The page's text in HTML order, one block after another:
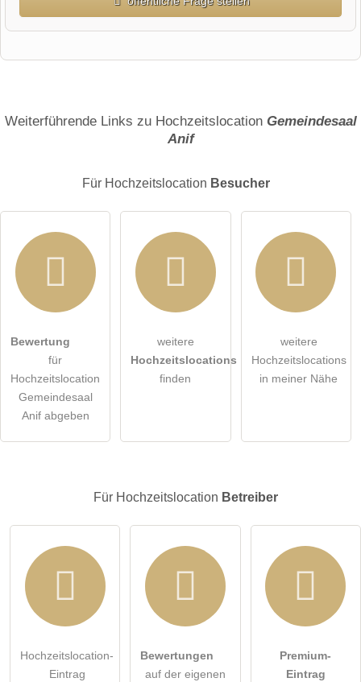
E-Mail-Adresse (wird nicht veröffentlicht)
Die Datenschutzerklärung habe ich zur Kenntnis genommen.
öffentliche Frage stellen
Hinweis:Bitte beachten Sie, öffentliche Fragen sindfür alle
Hochzeitslocation-Eintrag zu stellen.
Weiterführende Links zu Hochzeitslocation Gemeindesaal
Anif
Für Hochzeitslocation Besucher
Bewertung
für
Hochzeitslocation
Gemeindesaal
Anif abgeben
weitere
Hochzeitslocations
finden
weitere
Hochzeitslocations
in meiner Nähe
Für Hochzeitslocation Betreiber
Hochzeitslocation-
Eintrag
Bewertungen
auf der eigenen
Premium-
Eintrag